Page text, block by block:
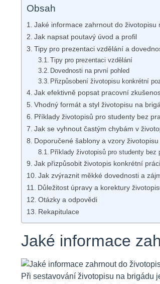
Obsah
Jaké informace zahrnout do životopisu
Jak napsat poutavý úvod a profil
Tipy pro prezentaci vzdělání a
Tipy pro prezentaci vzdělání
Dovednosti na první pohled
Přizpůsobení životopisu konkrétní
Jak efektivně popsat pracovní
Vhodný formát a styl životopisu na
Příklady životopisů pro studenty bez
Jak se vyhnout častým chybám v
Doporučené šablony a vzory životopisu
Příklady životopisů pro studenty bez
Jak přizpůsobit životopis konkrétní práci
Jak zvýraznit měkké dovednosti a
Důležitost úpravy a korektury
Otázky a odpovědi
Rekapitulace
Jaké informace
Při sestavování životopisu na brigádu